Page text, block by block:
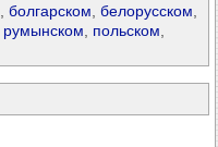
болгарском белорусском
румынском польском